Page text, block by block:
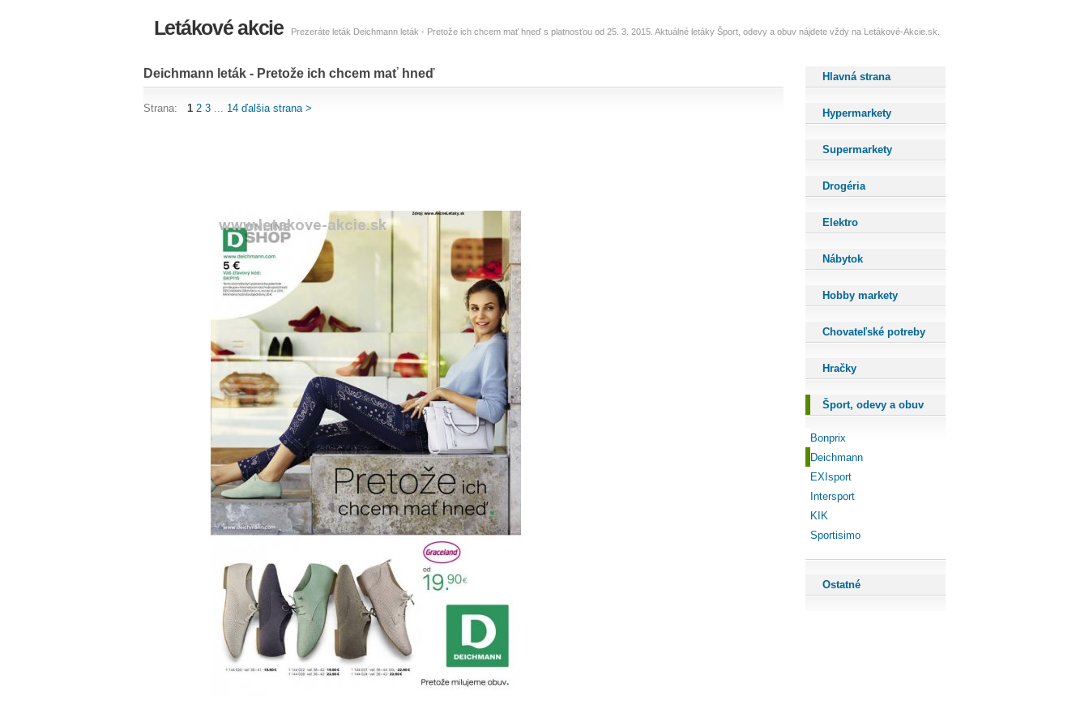
Letákové akcie Prezeráte leták Deichmann leták - Pretože ich chcem mať hneď s platnosťou od 25. 3. 2015. Aktuálné letáky Šport, odevy a obuv nájdete vždy na Letákové-Akcie.sk.
Deichmann leták - Pretože ich chcem mať hneď
Strana: 1 2 3 14 ďalšia strana >
Hlavná strana
Hypermarkety
Supermarkety
Drogéria
Elektro
Nábytok
Hobby markety
Chovateľské potreby
Hračky
Šport, odevy a obuv
Bonprix
Deichmann
EXIsport
Intersport
KIK
Sportisimo
Ostatné